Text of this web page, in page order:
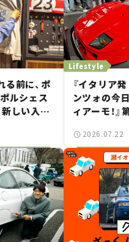
る前に、ポ
ルシェス
しい入口
Lifestyle
『イタリア
ンツォの今
ィアーモ！』
で起きた、若
2026.07.22